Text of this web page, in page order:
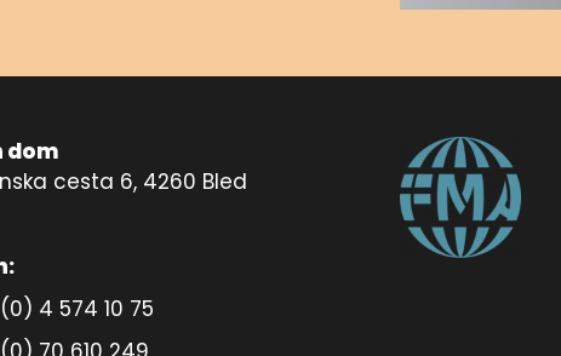
dom
cesta 6, 4260 Bled
4 574 10 75